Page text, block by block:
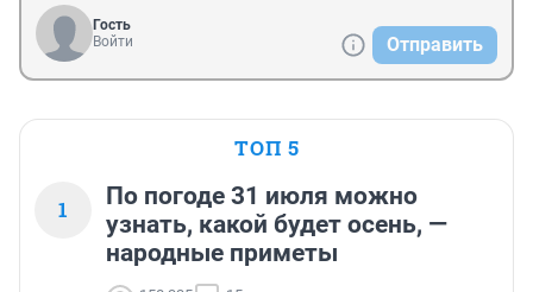
Гость
Войти
Отправить
ТОП 5
1
По погоде 31 июля можно
узнать, какой будет осень, —
народные приметы